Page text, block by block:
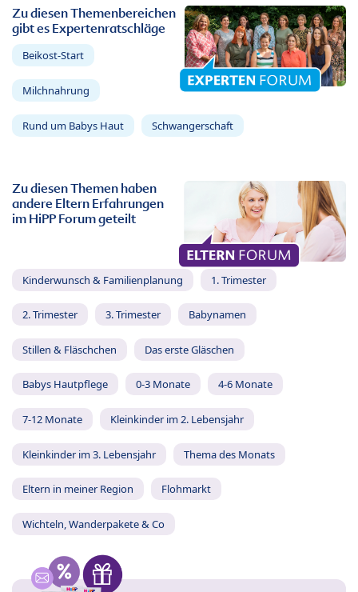
Zu diesen Themenbereichen
gibt es Expertenratschläge
Beikost-Start
Milchnahrung
Rund um Babys Haut Schwangerschaft
Zu diesen Themen haben
andere Eltern Erfahrungen
im HiPP Forum geteilt
Kinderwunsch & Familienplanung 1. Trimester
2. Trimester 3. Trimester Babynamen
Stillen & Fläschchen Das erste Gläschen
Babys Hautpflege 0-3 Monate 4-6 Monate
7-12 Monate Kleinkinder im 2. Lebensjahr
Kleinkinder im 3. Lebensjahr Thema des Monats
Eltern in meiner Region Flohmarkt
Wichteln, Wanderpakete & Co